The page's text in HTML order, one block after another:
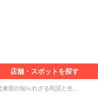
店舗・スポットを探す
東部の知られざる民謡と生…